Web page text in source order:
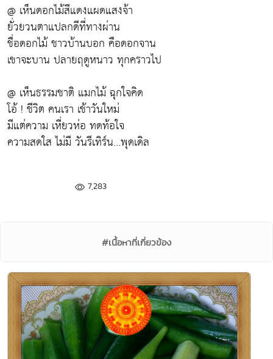
@ เห็นดอกไม้สีแดงแผดแสงจ้า
ยั่วยวนตาแปลกดีที่ทางผ่าน
ชื่อดอกไม้ ชาวบ้านบอก คือดอกจาน
เขาจะบาน ปลายฤดูหนาว ทุกคราวไป
@ เห็นธรรมชาติ แมกไม้ ฉุกใจคิด
โอ้ ! ชีวิต คนเรา เช้าวันใหม่
มีแต่ความ เหี่ยวห่อ ทดท้อใจ
ความสดใส ไม่มี วันรีเทิร์น...พุดเดิล
7,283
#เนื้อหาที่เกี่ยวข้อง